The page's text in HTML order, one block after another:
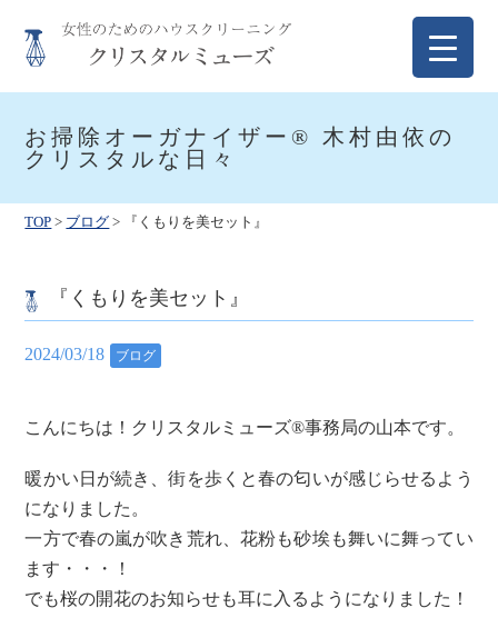
content
お掃除オーガナイザー® 木村由依の
クリスタルな日々
TOP > ブログ > 『くもりを美セット』
『くもりを美セット』
2024/03/18 ブログ
こんにちは！クリスタルミューズ®️事務局の山本です。
暖かい日が続き、街を歩くと春の匂いが感じらせるよう
になりました。
一方で春の嵐が吹き荒れ、花粉も砂埃も舞いに舞ってい
ます・・・！
でも桜の開花のお知らせも耳に入るようになりました！